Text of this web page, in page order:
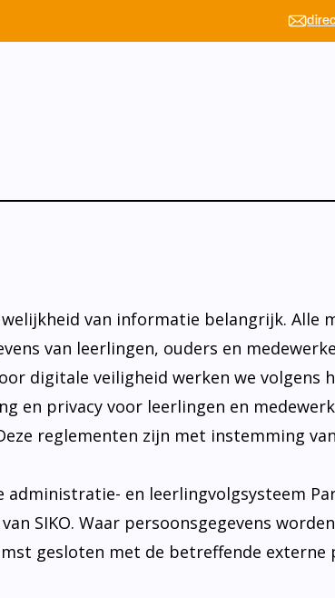
van informatie belangrijk. Alle
van leerlingen, ouders en
digitale veiligheid werken we
en privacy voor leerlingen en
reglementen zijn met instemming
en leerlingvolgsysteem
SIKO. Waar persoonsgegevens
gesloten met de betreffende externe